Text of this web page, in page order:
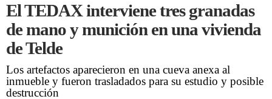
El TEDAX interviene tres granadas
de mano y munición en una vivienda
de Telde
Los artefactos aparecieron en una cueva anexa al
inmueble y fueron trasladados para su estudio y posible
destrucción